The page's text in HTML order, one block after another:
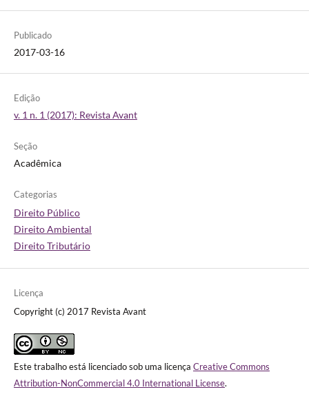
Publicado
2017-03-16
Edição
v. 1 n. 1 (2017): Revista Avant
Seção
Acadêmica
Categorias
Direito Público
Direito Ambiental
Direito Tributário
Licença
Copyright (c) 2017 Revista Avant
Este trabalho está licenciado sob uma licença Creative Commons
Attribution-NonCommercial 4.0 International License.